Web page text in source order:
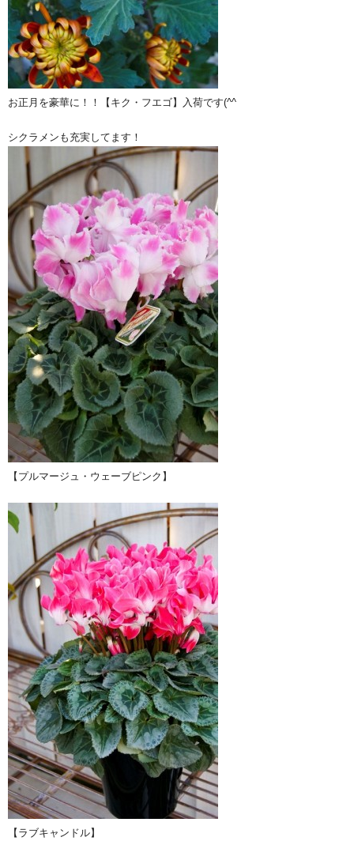
お正月を豪華に！！【キク・フエゴ】入荷です(^^ゞ
シクラメンも充実してます！
【プルマージュ・ウェーブピンク】
【ラブキャンドル】